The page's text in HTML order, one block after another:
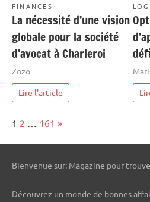
FINANCES
La nécessité d’une vision
globale pour la société
d’avocat à Charleroi
Zozo
Lire l'article
Page:
1 2 … 161 Next
»
Bienvenue sur: Magazine pour
Découvrez un monde de bonnes